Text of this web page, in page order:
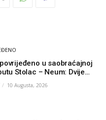
u saobraćajnoj
Stolac – Neum: Dvije
teške tjelesne povrede
10 Augusta, 2026